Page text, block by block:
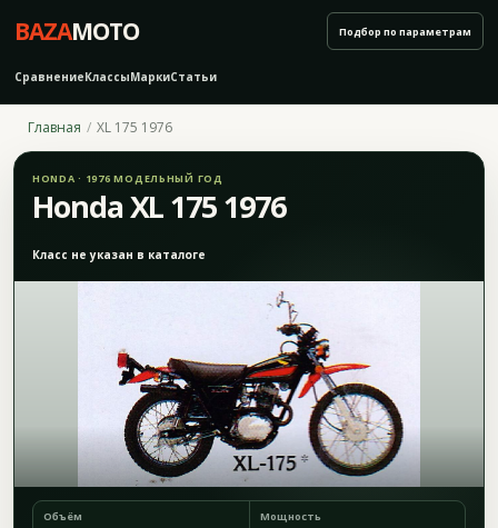
BAZAMOTO
СравнениеКлассыМаркиСтатьи
Подбор по параметрам
Главная XL 175 1976
HONDA · 1976 МОДЕЛЬНЫЙ ГОД
Honda XL 175 1976
Класс не указан в каталоге
Объём Мощность